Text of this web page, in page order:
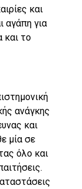
και
αγάπη για
και το
ανάγκης
και
μία σε
όλο και